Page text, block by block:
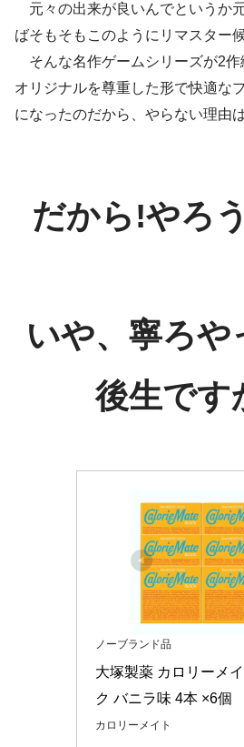
元々の出来が良いんでというか
ばそもそもこのようにリマスター
そんな名作ゲームシリーズが2作
オリジナルを尊重した形で快適な
になったのだから、やらない理由
だから!やろ
いや、寧ろや
後生です
ノーブランド品
大塚製薬 カロリーメ
ク バニラ味 4本 ×6個
カロリーメイト